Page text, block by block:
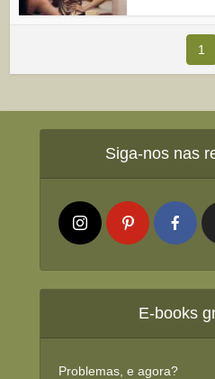
1
Siga-nos nas
E-books
Problemas, e agora?